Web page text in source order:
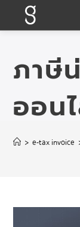
ภาษี
ออน
> e-tax invoice